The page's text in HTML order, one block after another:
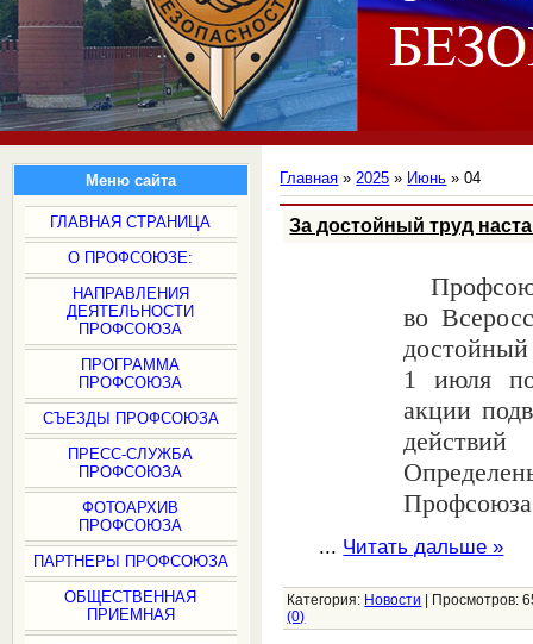
Меню сайта
ГЛАВНАЯ СТРАНИЦА
О ПРОФСОЮЗЕ:
НАПРАВЛЕНИЯ
ДЕЯТЕЛЬНОСТИ
ПРОФСОЮЗА
ПРОГРАММА
ПРОФСОЮЗА
СЪЕЗДЫ ПРОФСОЮЗА
ПРЕСС-СЛУЖБА
ПРОФСОЮЗА
ФОТОАРХИВ
ПРОФСОЮЗА
ПАРТНЕРЫ ПРОФСОЮЗА
ОБЩЕСТВЕННАЯ
ПРИЕМНАЯ
Главная »2025 » Июнь » 04
За достойный труд
во
1 июля
акции
... Читать дальше »
Категория: Новости Просмотров:
(0)